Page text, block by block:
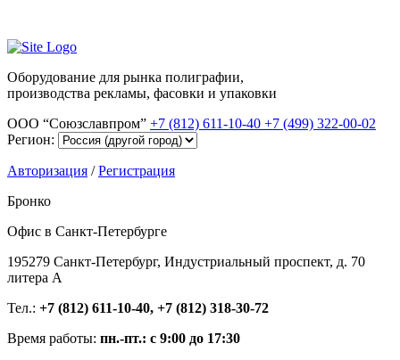
Оборудование для рынка полиграфии,
производства рекламы, фасовки и упаковки
ООО “Союзславпром” +7 (812) 611-10-40 +7 (499) 322-00-02
Регион:
Авторизация /Регистрация
Бронко
Офис в Санкт-Петербурге
195279 Санкт-Петербург, Индустриальный проспект, д. 70
литера А
Тел.: +7 (812) 611-10-40, +7 (812) 318-30-72
Время работы: пн.-пт.: с 9:00 до 17:30